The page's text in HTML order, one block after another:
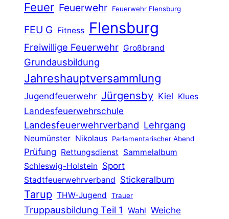
Feuer Feuerwehr Feuerwehr Flensburg
FEU G Fitness Flensburg
Freiwillige Feuerwehr Großbrand
Grundausbildung
Jahreshauptversammlung
Jugendfeuerwehr Jürgensby Kiel Klues
Landesfeuerwehrschule
Landesfeuerwehrverband Lehrgang
Neumünster Nikolaus Parlamentarischer Abend
Prüfung Rettungsdienst Sammelalbum
Schleswig-Holstein Sport
Stadtfeuerwehrverband Stickeralbum
Tarup THW-Jugend Trauer
Truppausbildung Teil 1 Wahl Weiche